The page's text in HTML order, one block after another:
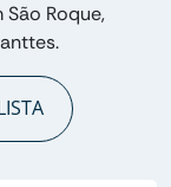
Roque,